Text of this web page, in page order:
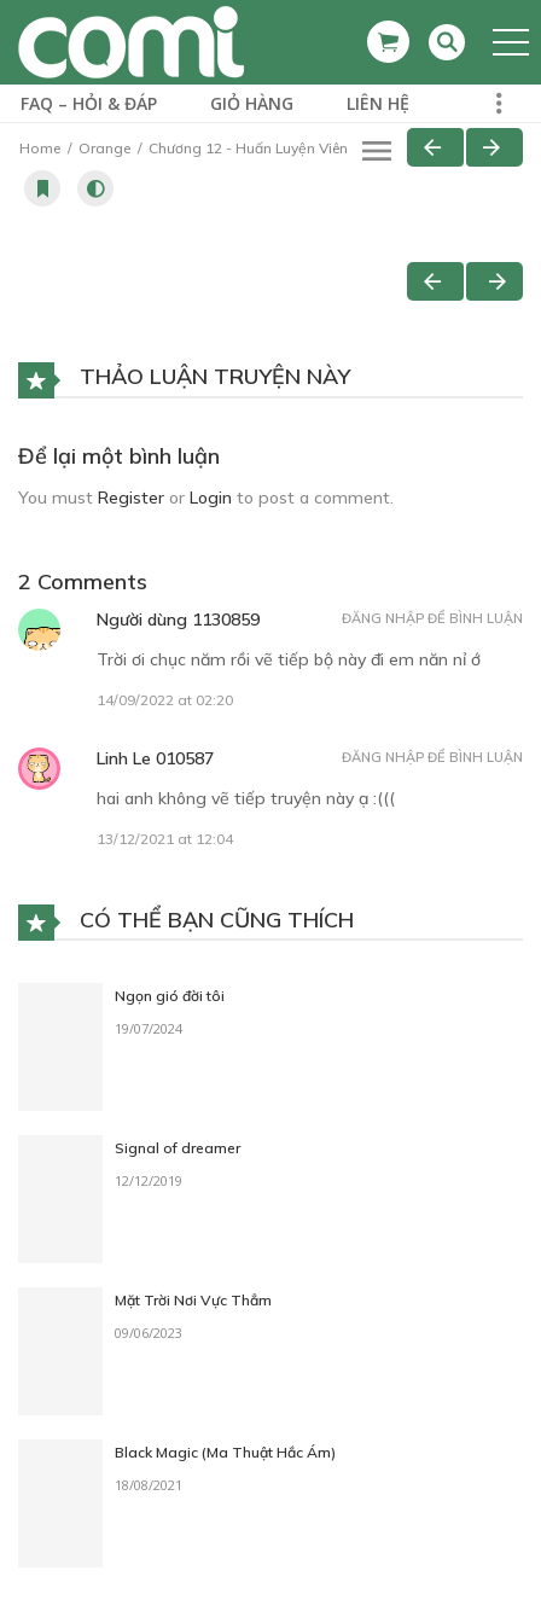
FAQ – HỎI & ĐÁP GIỎ HÀNG LIÊN HỆ
Home Orange Chương 12 - Huấn Luyện Viên
THẢO LUẬN TRUYỆN NÀY
Để lại một bình luận
You must Register or Login to post a comment.
2 Comments
Người dùng 1130859
Trời ơi chục năm rồi vẽ tiếp bộ này đi em năn nỉ ớ
14/09/2022 at 02:20
ĐĂNG NHẬP ĐỂ BÌNH LUẬN
Linh Le 010587
hai anh không vẽ tiếp truyện này ạ :(((
13/12/2021 at 12:04
ĐĂNG NHẬP ĐỂ BÌNH LUẬN
CÓ THỂ BẠN CŨNG THÍCH
Ngọn gió đời tôi
19/07/2024
Signal of dreamer
12/12/2019
Mặt Trời Nơi Vực Thẳm
09/06/2023
Black Magic (Ma Thuật Hắc Ám)
18/08/2021